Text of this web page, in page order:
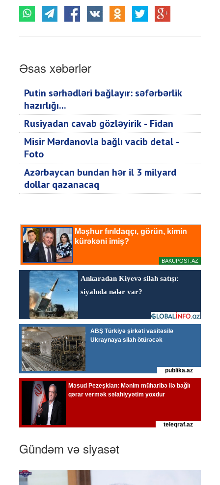
Əsas xəbərlər
Putin sərhədləri bağlayır: səfərbərlik
hazırlığı...
Rusiyadan cavab gözləyirik - Fidan
Misir Mərdanovla bağlı vacib detal -
Foto
Azərbaycan bundan hər il 3 milyard
dollar qazanacaq
Gündəm və siyasət